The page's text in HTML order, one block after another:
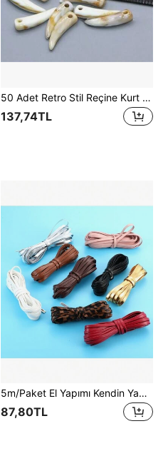
50 Adet Retro Stil Reçine Kurt Dişi Kolye DIY Aksesuarı, Taklit Ahşap Desenli Kurt Dişi Bileklik Giyim Aksesuarı - Düğme, İdeal Kendin Yap Takı, Malzeme Eğimli Olabilir, Takı Aksesuarı Eğim Oluşturarak Taze ve Zarif Kendin Yap Takılar Yapar
137,74TL
5m/Paket El Yapımı Kendin Yap Malzemesi, 5mm Genişliğinde Katlanmış Deri Kemer Düz İp, BJD Bebek Elbisesi, Ayakkabı, Bilezik, Kolye, Anahtarlık, Aksesuarlar V181
87,80TL